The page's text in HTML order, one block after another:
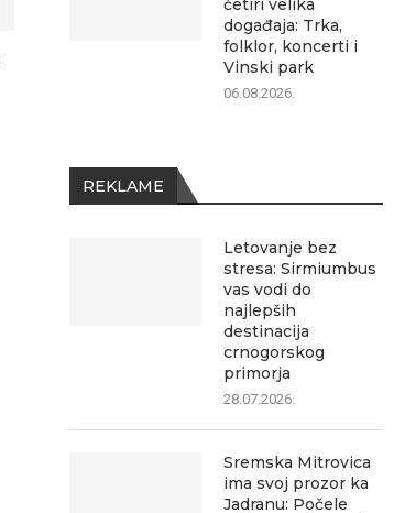
četiri velika
događaja: Trka,
folklor, koncerti i
Vinski park
06.08.2026.
REKLAME
Letovanje bez
stresa: Sirmiumbus
vas vodi do
najlepših
destinacija
crnogorskog
primorja
28.07.2026.
Sremska Mitrovica
ima svoj prozor ka
Jadranu: Počele